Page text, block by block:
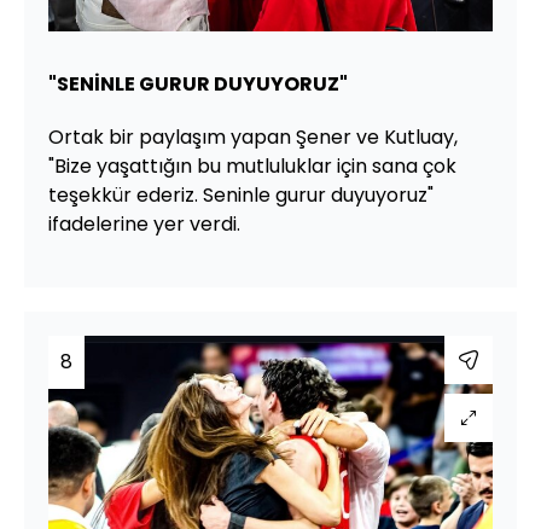
"SENİNLE GURUR DUYUYORUZ"
Ortak bir paylaşım yapan Şener ve Kutluay,
"Bize yaşattığın bu mutluluklar için sana çok
teşekkür ederiz. Seninle gurur duyuyoruz"
ifadelerine yer verdi.
8